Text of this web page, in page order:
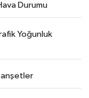
Durumu
Yoğunluk